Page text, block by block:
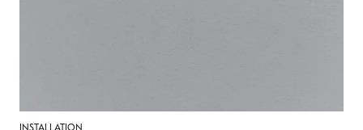
INSTALLATION